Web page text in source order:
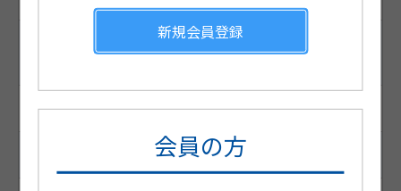
薬価基準収載コード
1259702Q1026
YJコード （個別コード）
新規会員登録
会員の方